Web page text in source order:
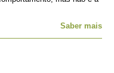
Saber mais